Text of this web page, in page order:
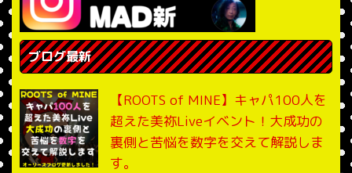
ブログ最新
【ROOTS of MINE】キャパ100人を
超えた美祢Liveイベント！大成功の
裏側と苦悩を数字を交えて解説しま
す。